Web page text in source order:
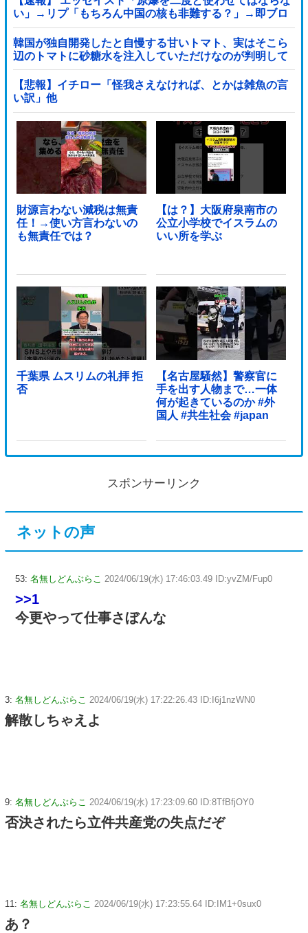
い」→リプ「もちろん中国の核も非難する？」→即ブロ
ック
韓国が独自開発したと自慢する甘いトマト、実はそこら
辺のトマトに砂糖水を注入していただけなのが判明して
大問題にw
【悲報】イチロー「怪我さえなければ、とかは雑魚の言
い訳」他
財源言わない減税は無責
任！→使い方言わないの
も無責任では？
【は？】大阪府泉南市の
公立小学校でイスラムの
いい所を学ぶ
千葉県 ムスリムの礼拝 拒
否
【名古屋騒然】警察官に
手を出す人物まで…一体
何が起きているのか #外
国人 #共生社会 #japan
スポンサーリンク
ネットの声
53: 名無しどんぶらこ 2024/06/19(水) 17:46:03.49 ID:yvZM/Fup0
>>1
今更やって仕事さぼんな
3: 名無しどんぶらこ 2024/06/19(水) 17:22:26.43 ID:I6j1nzWN0
解散しちゃえよ
9: 名無しどんぶらこ 2024/06/19(水) 17:23:09.60 ID:8TfBfjOY0
否決されたら立件共産党の失点だぞ
11: 名無しどんぶらこ 2024/06/19(水) 17:23:55.64 ID:IM1+0sux0
あ？